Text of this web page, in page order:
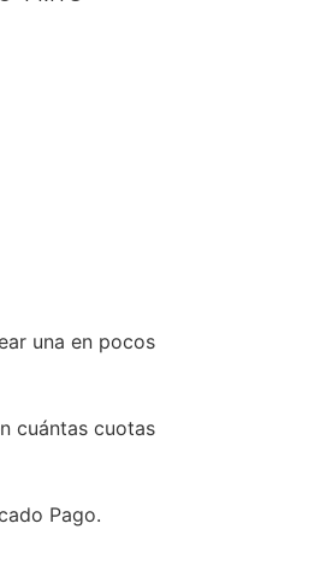
una en pocos
cuántas cuotas
Pago.